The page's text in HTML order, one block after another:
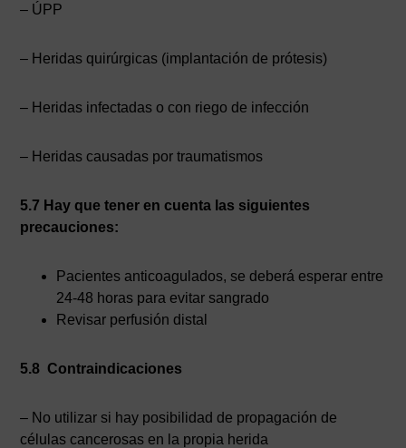
– ÚPP
– Heridas quirúrgicas (implantación de prótesis)
– Heridas infectadas o con riego de infección
– Heridas causadas por traumatismos
5.7 Hay que tener en cuenta las siguientes
precauciones:
Pacientes anticoagulados, se deberá esperar entre
24-48 horas para evitar sangrado
Revisar perfusión distal
5.8 Contraindicaciones
– No utilizar si hay posibilidad de propagación de
células cancerosas en la propia herida